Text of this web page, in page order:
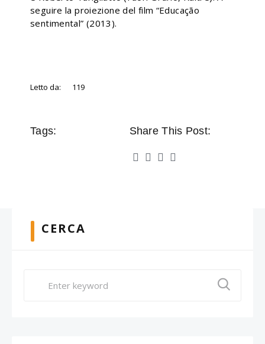
seguire la proiezione del film “Educação
sentimental” (2013).
Letto da: 119
Tags: Share This Post:
CERCA